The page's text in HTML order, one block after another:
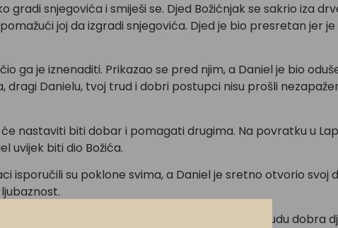
gradi snjegovića i smiješi se. Djed Božićnjak se sakrio iza
joj da izgradi snjegovića. Djed je bio presretan jer
ga je iznenaditi. Prikazao se pred njim, a Daniel je bio
dragi Danielu, tvoj trud i dobri postupci nisu prošli
nastaviti biti dobar i pomagati drugima. Na povratku u
uvijek biti dio Božića.
isporučili su poklone svima, a Daniel je sretno otvorio
činiti svijet ljepšim, pomažući svima da budu dobra